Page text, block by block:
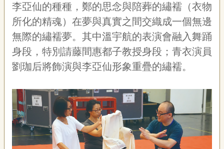
李亞仙的種種，鄭的思念與陪葬的繡襦（衣物
所化的精魂）在夢與真實之間交織成一個無邊
無際的繡襦夢。其中溫宇航的表演會融入舞踊
身段，特別請藤間惠都子教授身段；青衣演員
劉珈后將飾演與李亞仙形象重疊的繡襦。